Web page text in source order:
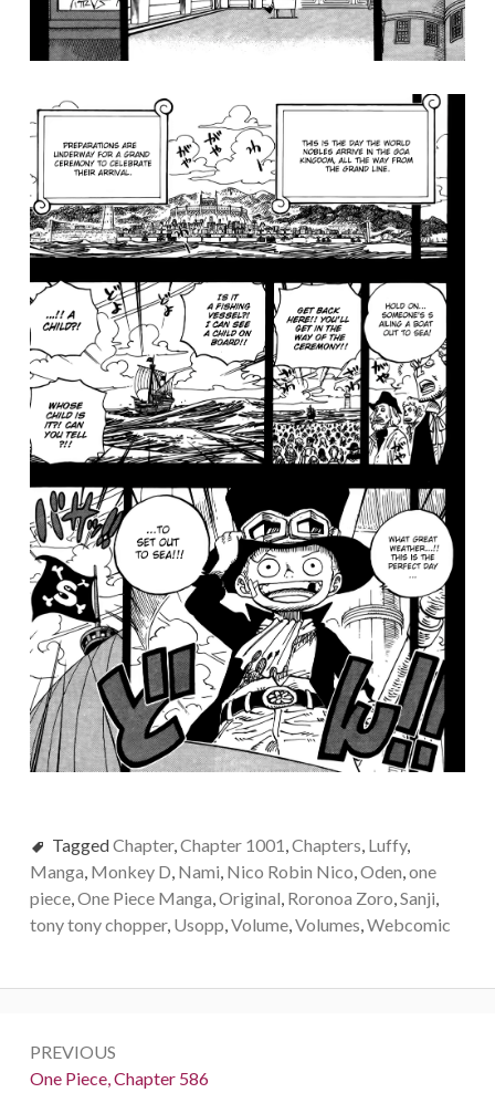
TaggedChapter,Chapter 1001,Chapters, Luffy,
Manga, Monkey D, Nami, Nico Robin Nico,Oden,one
piece,One Piece Manga,Original, Roronoa Zoro,Sanji,
tony tony chopper, Usopp,Volume,Volumes,Webcomic
navigation
PREVIOUS
Previous:
One Piece, Chapter 586